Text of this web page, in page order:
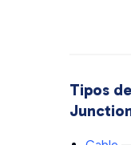
Tipos